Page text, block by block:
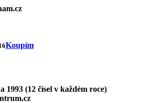
Koupím
1993 (12 čísel v každém roce)